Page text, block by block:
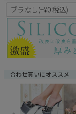
合わせ買いにオススメ